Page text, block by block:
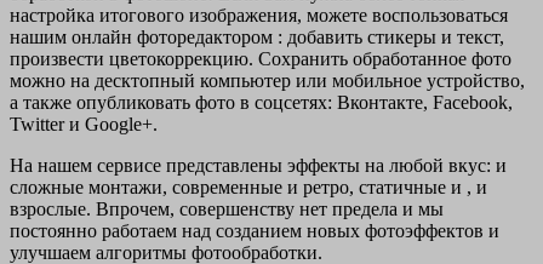
настройка итогового изображения, можете воспользоваться
нашим онлайн фоторедактором : добавить стикеры и текст,
произвести цветокоррекцию. Сохранить обработанное фото
можно на десктопный компьютер или мобильное устройство,
а также опубликовать фото в соцсетях: Вконтакте, Facebook,
Twitter и Google+.
На нашем сервисе представлены эффекты на любой вкус: и
сложные монтажи, современные и ретро, статичные и , и
взрослые. Впрочем, совершенству нет предела и мы
постоянно работаем над созданием новых фотоэффектов и
улучшаем алгоритмы фотообработки.